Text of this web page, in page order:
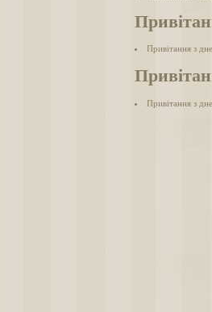
Привітання з
Привітання з